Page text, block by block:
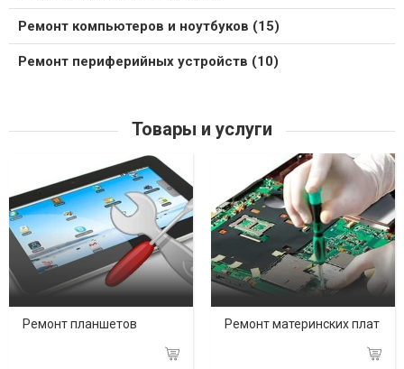
Ремонт компьютеров и ноутбуков (15)
Ремонт периферийных устройств (10)
Товары и услуги
Ремонт планшетов Ремонт материнских плат